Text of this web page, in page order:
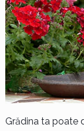
Grădina ta poate